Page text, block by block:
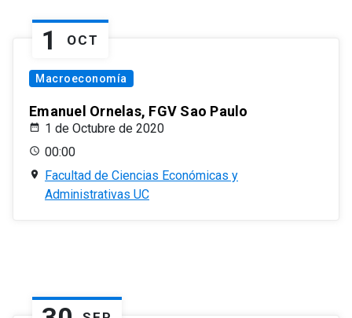
1 OCT
Macroeconomía
Emanuel Ornelas, FGV Sao Paulo
1 de Octubre de 2020
00:00
Facultad de Ciencias Económicas y
Administrativas UC